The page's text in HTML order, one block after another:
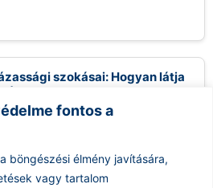
fontos a
böngészési élmény javítására,
vagy tartalom
szokásai: Hogyan látja
egyértelmű képet mutatnak: a
csökkenő tendenciát mutat,
körében. Az...